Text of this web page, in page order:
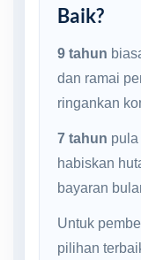
Baik?
9 tahun
dan ramai
ringankan
7 tahun
habiskan
bayaran
Untuk
pilihan